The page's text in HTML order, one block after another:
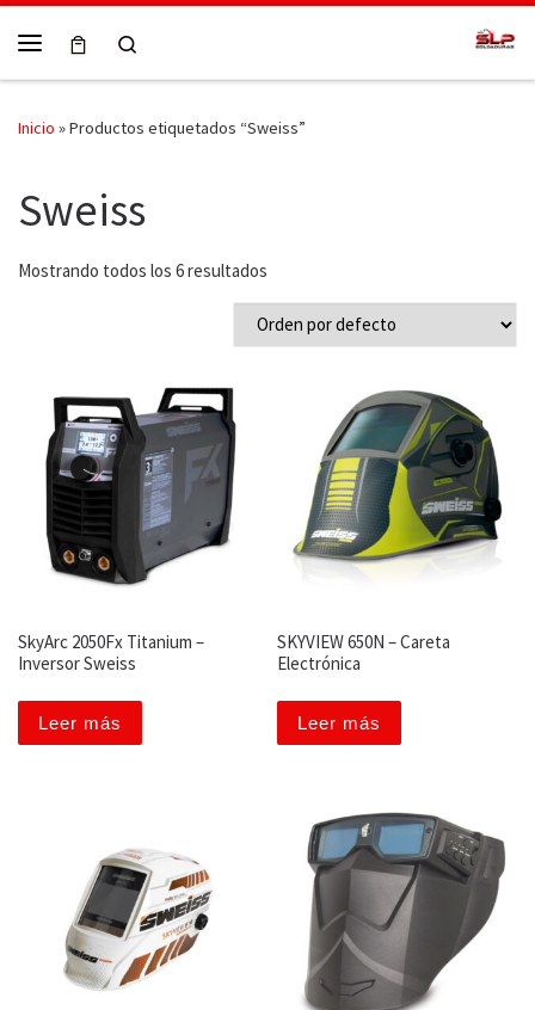
Skip to content
Inicio »Productos etiquetados “Sweiss”
Sweiss
Mostrando todos los 6 resultados
SkyArc 2050Fx Titanium –
Inversor Sweiss
Leer más
SKYVIEW 650N – Careta
Electrónica
Leer más